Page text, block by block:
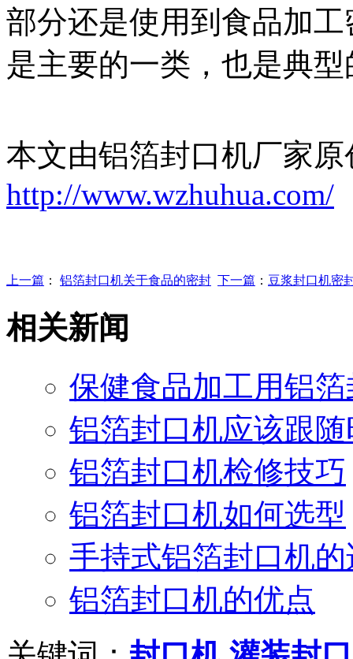
部分还是使用到食品加
是主要的一类，也是典
本文由铝箔封口机厂家
http://www.wzhuhua.com/
上一篇 ： 铝箔封口机关于食品的密封 下一篇 ： 豆浆封口机密
相关新闻
保健食品加工用铝
铝箔封口机应该跟
铝箔封口机检修技巧
铝箔封口机如何选型
手持式铝箔封口机
铝箔封口机的优点